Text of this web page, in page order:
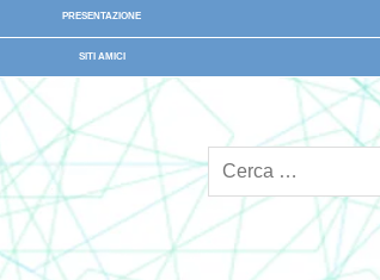
PRESENTAZIONE
SITI AMICI